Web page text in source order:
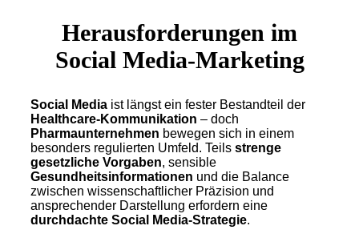
Herausforderungen im
Social Media-Marketing
Social Media ist längst ein fester Bestandteil der
Healthcare-Kommunikation – doch
Pharmaunternehmen bewegen sich in einem
besonders regulierten Umfeld. Teils strenge
gesetzliche Vorgaben, sensible
Gesundheitsinformationen und die Balance
zwischen wissenschaftlicher Präzision und
ansprechender Darstellung erfordern eine
durchdachte Social Media-Strategie.